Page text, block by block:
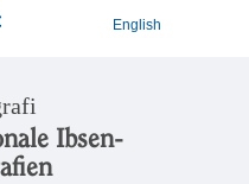
English
Ibsen-